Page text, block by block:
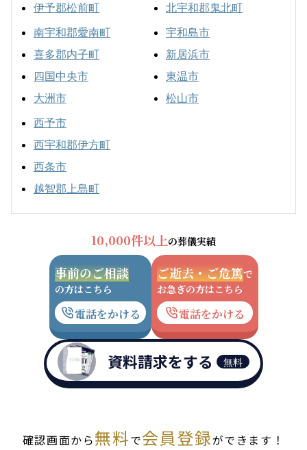
伊予郡松前町
北宇和郡鬼北町
南宇和郡愛南町
喜多郡内子町
四国中央市
大洲市
宇和島市
新居浜市
東温市
松山市
西予市
西宇和郡伊方町
西条市
越智郡上島町
10,000件以上の葬儀実績
事前のご相談
の方はこちら
電話をかける
ご逝去・ご危篤で
お急ぎの方はこちら
電話をかける
資料請求をする 無料
確認画面から無料で会員登録ができます！